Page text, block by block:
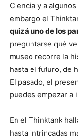
Ciencia y a
embargo el
quizá uno de los
preguntarse qué
museo recorre la
hasta el futuro, de
El pasado, el
puedes empezar a
En el Thinktank
hasta intrincadas